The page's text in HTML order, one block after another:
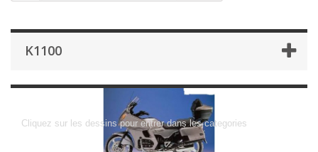
K1100
Cliquez sur les dessins pour entrer dans les categories